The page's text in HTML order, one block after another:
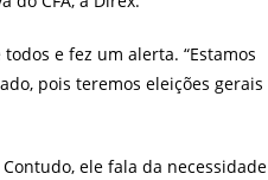
e fez um alerta. “Estamos
pois teremos eleições gerais
ele fala da necessidade